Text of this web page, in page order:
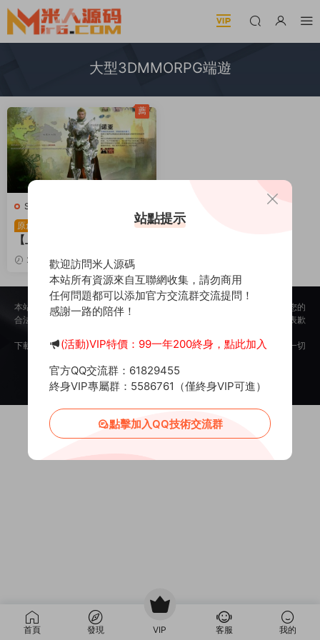
大型3DMMORPG端遊
S-上古世紀OL
原創
大型3DMMORPG端遊
【上古世紀OL】Win一鍵服
務端+PC客戶端+網頁注冊+
GM命令+視頻架設教程
2025-04-08 1.1w 30
薦
本站所提供的内容均來自公開網絡收集、轉發、二次開發而來，若侵犯了您的
合法權益，請來信通知我們，我們會及時删除，給您帶來的不便，我們深表歉
下載用戶僅供學習交流，若使用商業用途，請購買正版授權，否則産生的一切
Copyright © 2012-2025 MiR6.COMAll Rights Reserved
投訴郵箱： Mail@Mir6.com 蜀ICP備2022016462号-2
首頁 發現 VIP 客服 我的
站點提示
歡迎訪問米人源碼
本站所有資源來自互聯網收集，請勿商用
任何問題都可以添加官方交流群交流提問！
感謝一路的陪伴！
(活動)VIP特價：99一年200終身，點此加入
官方QQ交流群：61829455
終身VIP專屬群：5586761（僅終身VIP可進）
點擊加入QQ技術交流群